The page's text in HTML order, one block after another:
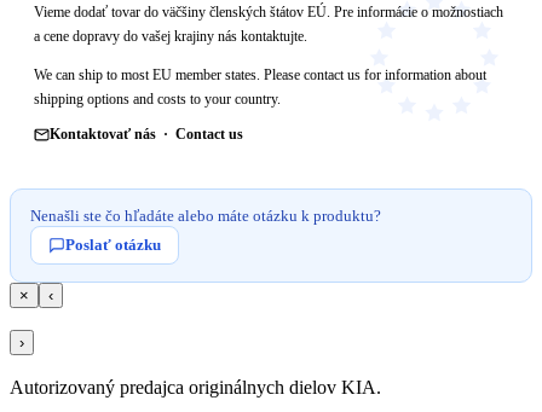
Vieme dodať tovar do väčšiny členských štátov EÚ. Pre informácie o možnostiach
a cene dopravy do vašej krajiny nás kontaktujte.
We can ship to most EU member states. Please contact us for information about
shipping options and costs to your country.
Kontaktovať nás · Contact us
Nenašli ste čo hľadáte alebo máte otázku k produktu?
Poslať otázku
× ‹
›
Autorizovaný predajca originálnych dielov KIA.